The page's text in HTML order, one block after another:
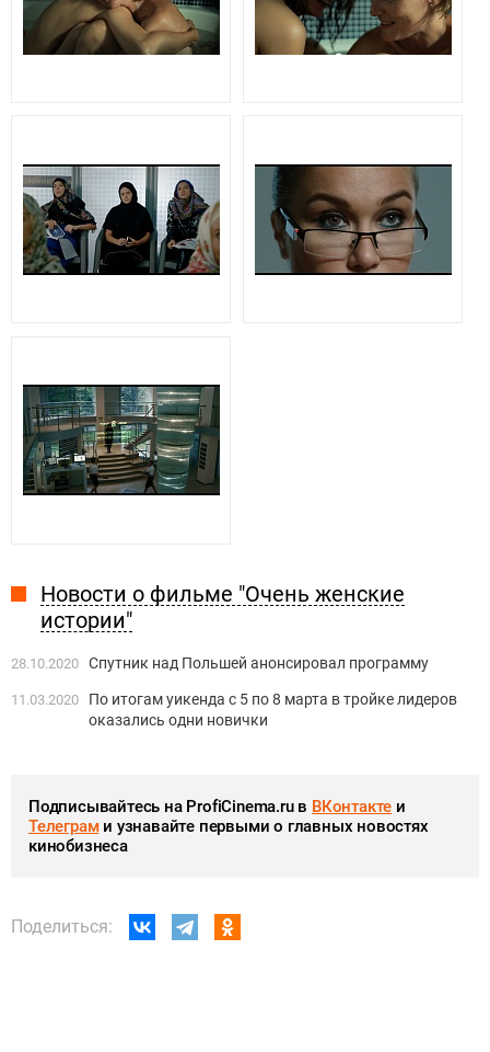
Новости о фильме "Очень женские
истории"
28.10.2020 Спутник над Польшей анонсировал программу
11.03.2020
По итогам уикенда с 5 по 8 марта в тройке лидеров
оказались одни новички
Подписывайтесь на ProfiCinema.ru в ВКонтакте и
Телеграми узнавайте первыми о главных новостях
кинобизнеса
Поделиться: